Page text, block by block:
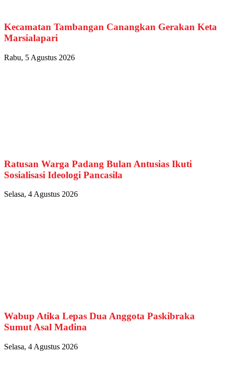
Kecamatan Tambangan Canangkan Gerakan Keta
Marsialapari
Rabu, 5 Agustus 2026
Ratusan Warga Padang Bulan Antusias Ikuti
Sosialisasi Ideologi Pancasila
Selasa, 4 Agustus 2026
Wabup Atika Lepas Dua Anggota Paskibraka
Sumut Asal Madina
Selasa, 4 Agustus 2026